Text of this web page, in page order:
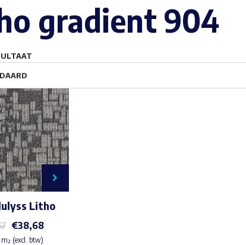
gradient 904
Litho
€38,68
m² (excl. btw)